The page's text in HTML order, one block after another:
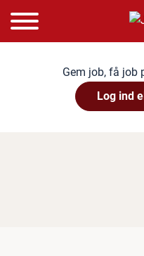
Gem job, få job
Log ind